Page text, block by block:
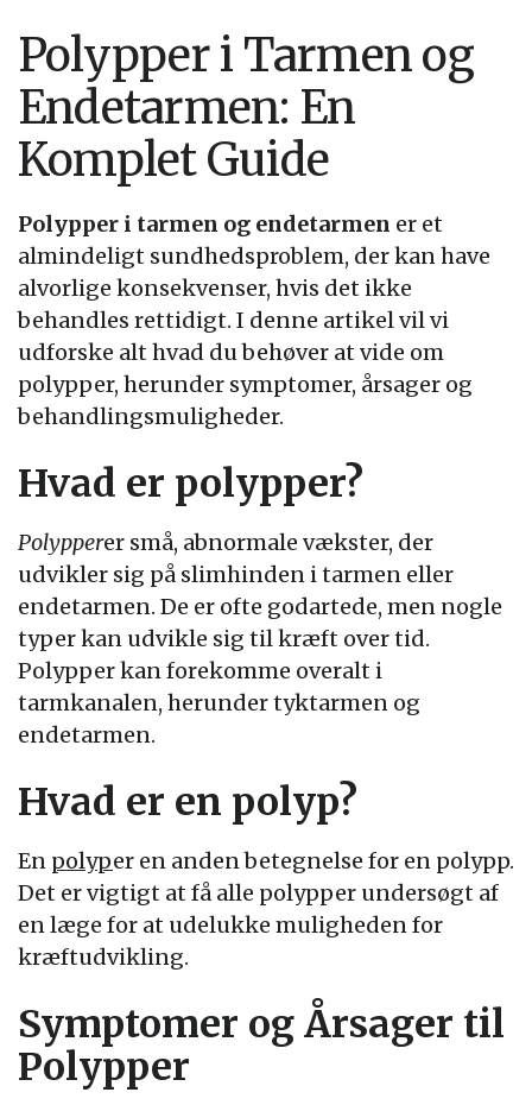
Polypper i Tarmen og
Endetarmen: En
Komplet Guide
Polypper i tarmen og endetarmen er et
almindeligt sundhedsproblem, der kan have
alvorlige konsekvenser, hvis det ikke
behandles rettidigt. I denne artikel vil vi
udforske alt hvad du behøver at vide om
polypper, herunder symptomer, årsager og
behandlingsmuligheder.
Hvad er polypper?
Polypperer små, abnormale vækster, der
udvikler sig på slimhinden i tarmen eller
endetarmen. De er ofte godartede, men nogle
typer kan udvikle sig til kræft over tid.
Polypper kan forekomme overalt i
tarmkanalen, herunder tyktarmen og
endetarmen.
Hvad er en polyp?
En polyper en anden betegnelse for en polypp.
Det er vigtigt at få alle polypper undersøgt af
en læge for at udelukke muligheden for
kræftudvikling.
Symptomer og Årsager til
Polypper